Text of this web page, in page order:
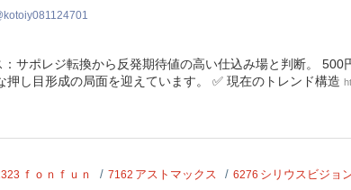
kotoiy081124701
ポレジ転換から反発期待値の高い仕込み場と判断。 500
し目形成の局面を迎えています。 ✅ 現在のトレンド構造
ｆｏｎｆｕｎ 7162 アストマックス 6276 シリウスビジョ